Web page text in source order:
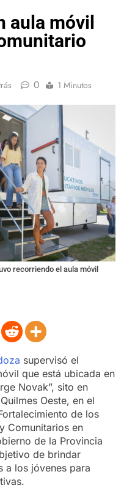
aula móvil
0 1 Minutos
recorriendo el aula móvil
supervisó el
que está ubicada en
Novak”, sito en
Oeste, en el
de los
Comunitarios en
de la Provincia
de brindar
a los jóvenes para